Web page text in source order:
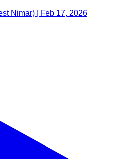
Nimar) | Feb 17, 2026